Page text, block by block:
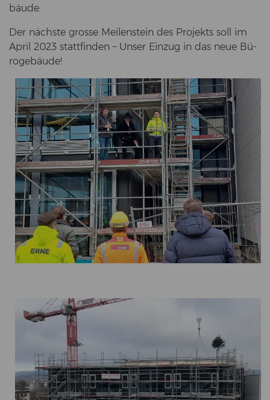
bäu­de.
Der nächs­te gros­se Mei­len­stein des Pro­jekts soll im
April 2023 statt­fin­den – Unser Ein­zug in das neue Bü­
ro­ge­bäu­de!